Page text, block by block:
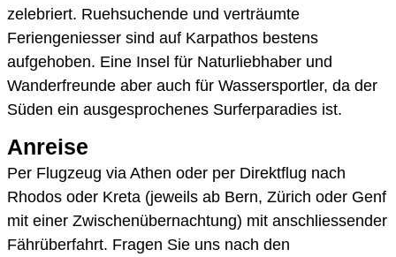
zelebriert. Ruehsuchende und verträumte
Feriengeniesser sind auf Karpathos bestens
aufgehoben. Eine Insel für Naturliebhaber und
Wanderfreunde aber auch für Wassersportler, da der
Süden ein ausgesprochenes Surferparadies ist.
Anreise
Per Flugzeug via Athen oder per Direktflug nach
Rhodos oder Kreta (jeweils ab Bern, Zürich oder Genf
mit einer Zwischenübernachtung) mit anschliessender
Fährüberfahrt. Fragen Sie uns nach den